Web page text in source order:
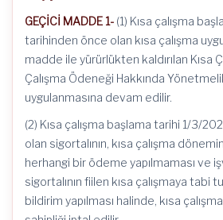
GEÇİCİ MADDE 1- (1) Kısa çalışma
tarihinden önce olan kısa çalışma
madde ile yürürlükten kaldırılan Kısa
Çalışma Ödeneği Hakkında
uygulanmasına devam edilir.
(2) Kısa çalışma başlama tarihi 1/3/
olan sigortalının, kısa çalışma
herhangi bir ödeme yapılmaması ve
sigortalının fiilen kısa çalışmaya tabi
bildirim yapılması halinde, kısa